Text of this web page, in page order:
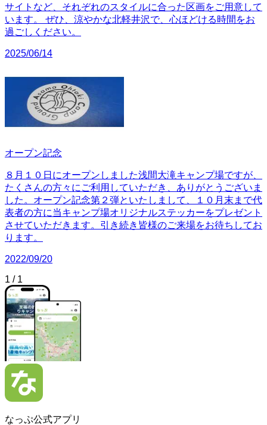
サイトなど、それぞれのスタイルに合った区画をご用意して
います。 ぜひ、涼やかな北軽井沢で、心ほどける時間をお
過ごしください。
2025/06/14
オープン記念
８月１０日にオープンしました浅間大滝キャンプ場ですが、
たくさんの方々にご利用していただき、ありがとうございま
した。オープン記念第２弾といたしまして、１０月末まで代
表者の方に当キャンプ場オリジナルステッカーをプレゼント
させていただきます。引き続き皆様のご来場をお待ちしてお
ります。
2022/09/20
1 / 1
なっぷ公式アプリ